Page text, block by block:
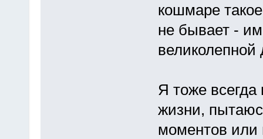
кошмаре
не бывает -
великолепной
Я тоже
жизни,
моментов или